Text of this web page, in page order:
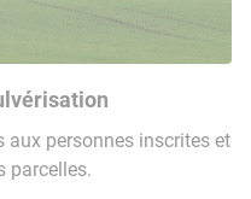
aux personnes inscrites et
parcelles.